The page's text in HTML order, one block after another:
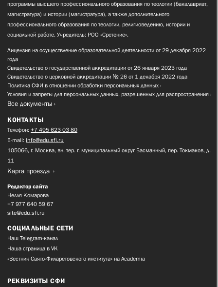
программы высшего профессионального образования по теологии (бакалавриат,
магистратура) и истории (магистратура), а также дополнительного
профессионального образования по теологии, религиоведению, истории и
социальной работе. Учредитель: РОО «Сретение».
Лицензия на осуществление образовательной деятельности от 29 декабря 2022
года
Свидетельство о государственной аккредитации от 26 января 2023 года
Свидетельство о церковной аккредитации № 26 от 1 декабря 2022 года
Политика СФИ в отношении обработки персональных данных
Условия и запреты для персональных данных, разрешенных для распространения
Все документы
КОНТАКТЫ
Телефон: +7 495 623 03 80
E-mail: info@edu.sfi.ru
105066, г. Москва, вн. тер. г. муниципальный округ Басманный, пер. Токмаков, д.
11
Карта проезда
Редактор сайта
Нелля Комарова
+7 977 640 59 67
site@edu.sfi.ru
СОЦИАЛЬНЫЕ СЕТИ
Наш Telegram-канал
Наша страница в VK
«Вестник Свято-Филаретовского института» на Academia
РЕКВИЗИТЫ СФИ